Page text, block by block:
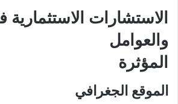
الاستشارات الاستثمارية
والعوامل
المؤثرة
الموقع الجغرافي